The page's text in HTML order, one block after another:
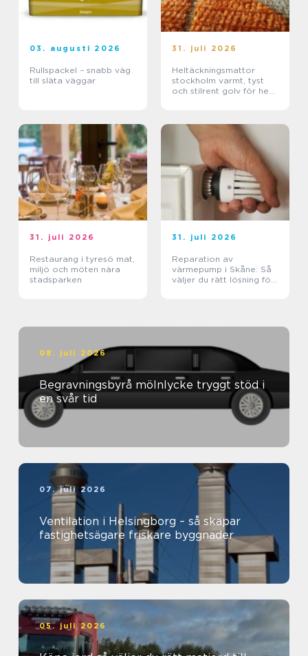
03. augusti 2026
Rullspackel – snabb väg
till släta väggar
31. juli 2026
Heltäckningsmattor
stockholm varmt, tyst
och stilrent golv för hem
31. juli 2026
Restaurang i tyresö mat,
miljö och möten nära
stadsparken
31. juli 2026
Reparation av
värmepump i Skåne: Så
väljer du rätt lösning för
08. juli 2026
Begravningsbyrå mölnlycke tryggt stöd i
en svår tid
07. juli 2026
Ventilation i Helsingborg – så skapar
fastighetsägare friskare byggnader
05. juli 2026